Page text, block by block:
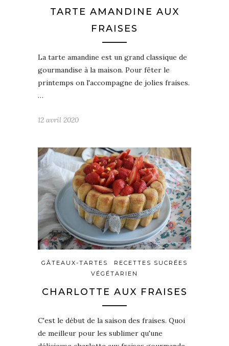
TARTE AMANDINE AUX
FRAISES
La tarte amandine est un grand classique de
gourmandise à la maison. Pour fêter le
printemps on l'accompagne de jolies fraises.
…
12 avril 2020
GÂTEAUX-TARTES
RECETTES SUCRÉES
VÉGÉTARIEN
CHARLOTTE AUX FRAISES
C'est le début de la saison des fraises. Quoi
de meilleur pour les sublimer qu'une